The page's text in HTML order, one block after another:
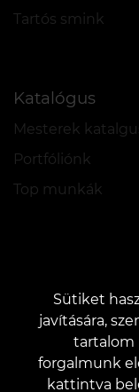
Tartós smink
Katalógus
Mesterek
Portfóliónk
Top munkák
Sütiket
javítására,
tartalom
forgalmunk
kattintva